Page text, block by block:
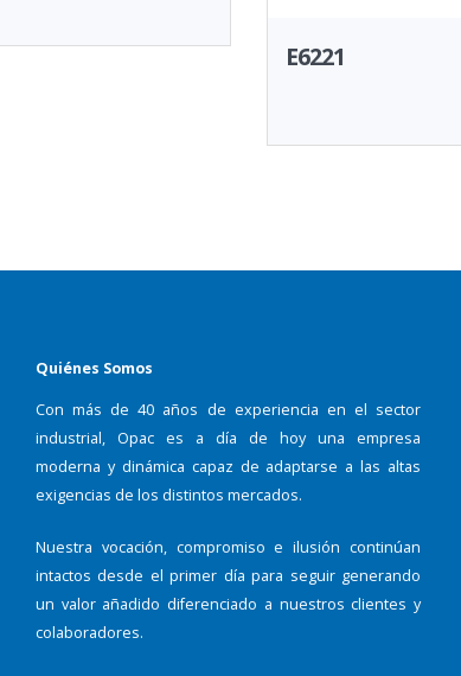
E6221
Quiénes Somos
Con más de 40 años de experiencia en el sector
industrial, Opac es a día de hoy una empresa
moderna y dinámica capaz de adaptarse a las altas
exigencias de los distintos mercados.
Nuestra vocación, compromiso e ilusión continúan
intactos desde el primer día para seguir generando
un valor añadido diferenciado a nuestros clientes y
colaboradores.